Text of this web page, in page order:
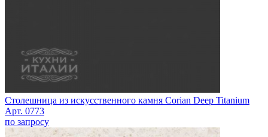
Столешница из искусственного камня Corian Deep Titanium
Арт. 0773
по запросу